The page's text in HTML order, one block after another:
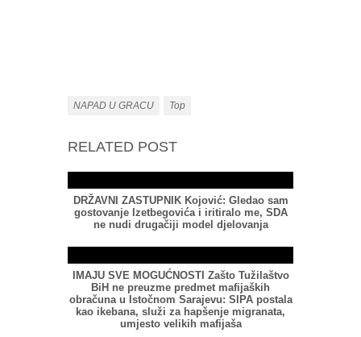
NAPAD U GRACU Top
RELATED POST
DRŽAVNI ZASTUPNIK Kojović: Gledao sam
gostovanje Izetbegovića i iritiralo me, SDA
ne nudi drugačiji model djelovanja
IMAJU SVE MOGUĆNOSTI Zašto Tužilaštvo
BiH ne preuzme predmet mafijaških
obračuna u Istočnom Sarajevu: SIPA postala
kao ikebana, služi za hapšenje migranata,
umjesto velikih mafijaša